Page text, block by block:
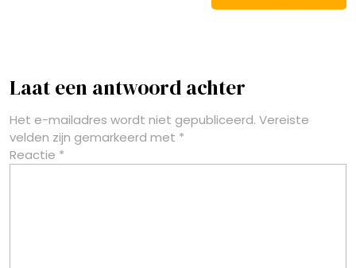
Laat een antwoord achter
Het e-mailadres wordt niet gepubliceerd. Vereiste
velden zijn gemarkeerd met *
Reactie *